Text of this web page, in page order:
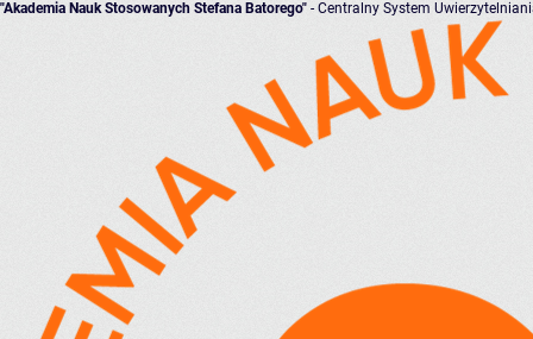
"Akademia Nauk Stosowanych Stefana Batorego" - Centralny System